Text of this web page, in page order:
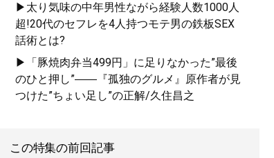
▶太り気味の中年男性ながら経験人数1000人
超!20代のセフレを4人持つモテ男の鉄板SEX
話術とは?
▶「豚焼肉弁当499円」に足りなかった”最後
のひと押し”――『孤独のグルメ』原作者が見
つけた”ちょい足し”の正解/久住昌之
この特集の前回記事